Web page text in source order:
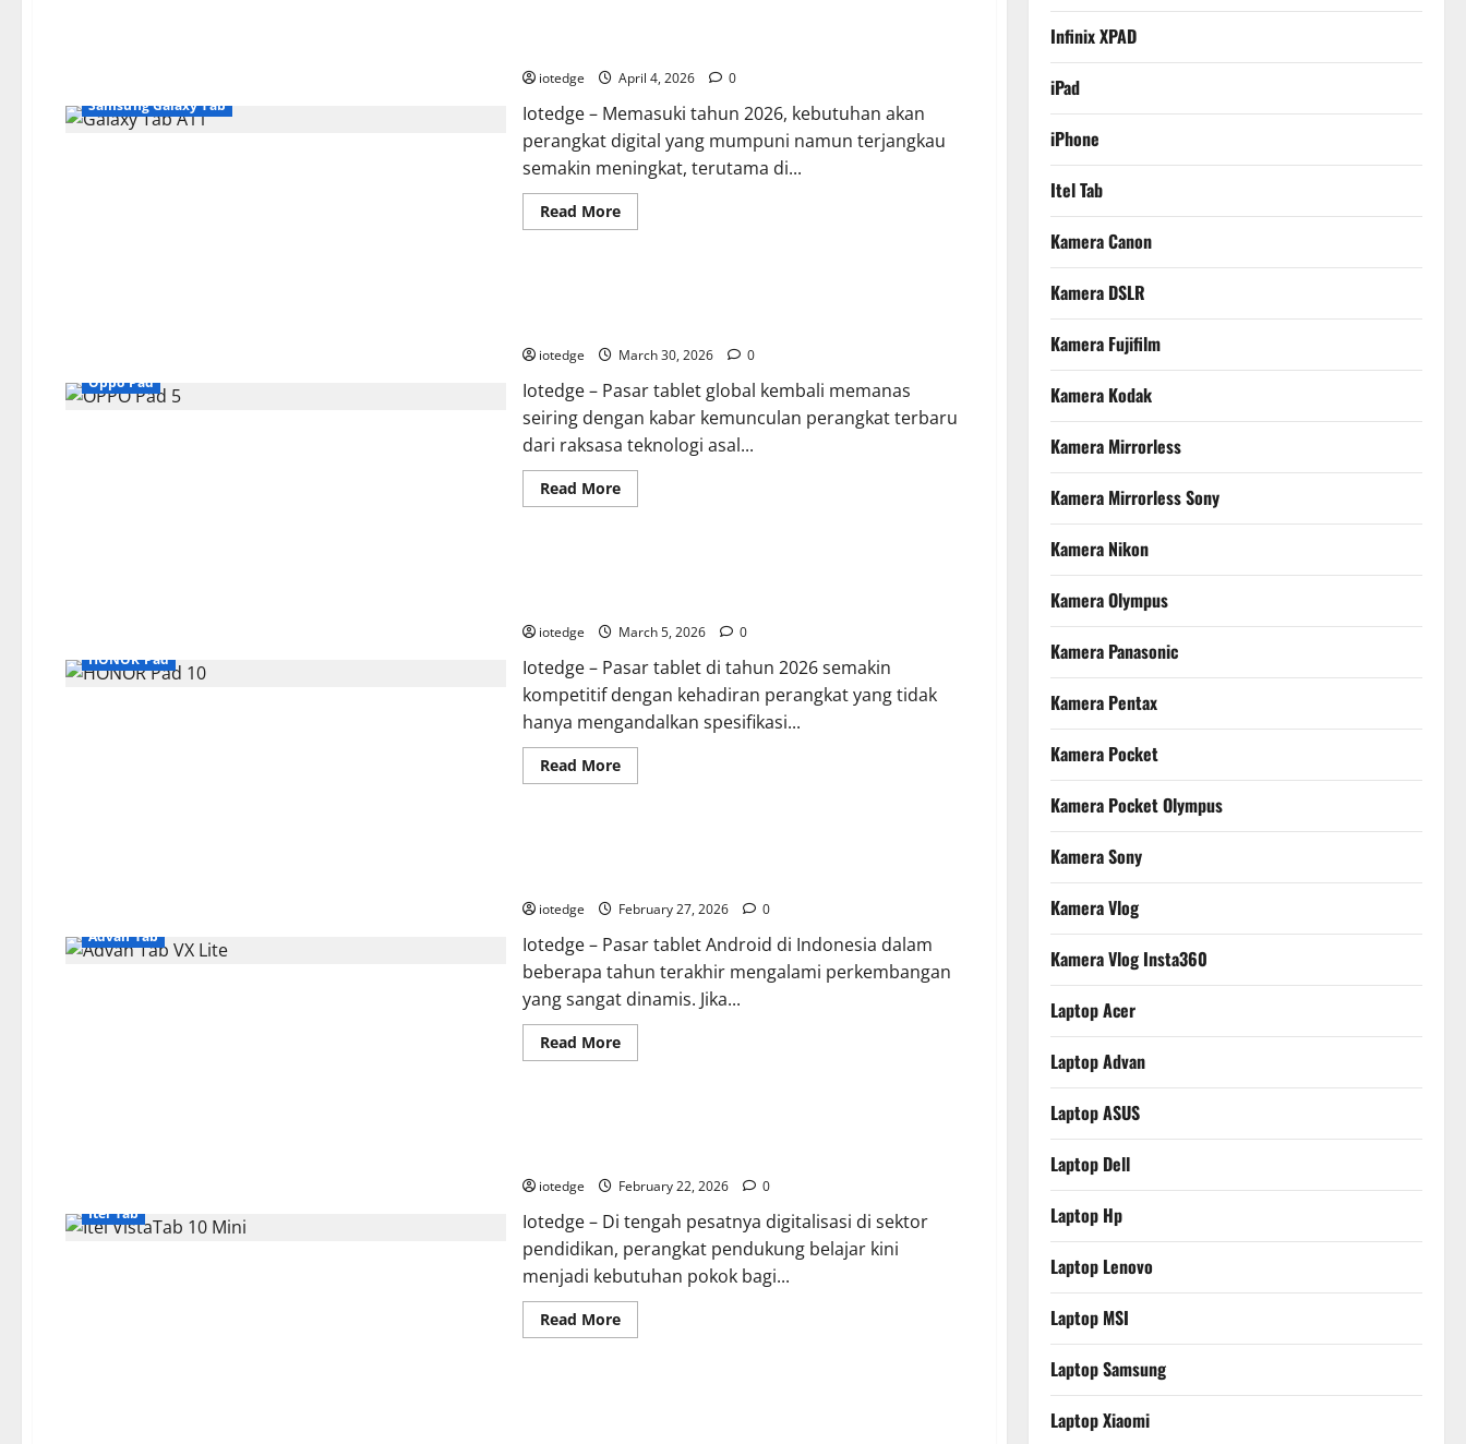
Layar
Luas,
buat
Hiburan
Keluarga!
Samsung Galaxy Tab
iotedge April 4, 2026 0
Iotedge – Memasuki tahun 2026, kebutuhan akan
perangkat digital yang mumpuni namun terjangkau
semakin meningkat, terutama di...
Read MoreRead
more
Pelajar
untuk
Online
Hiburan
Oppo Pad
iotedge March 30, 2026 0
Iotedge – Pasar tablet global kembali memanas
seiring dengan kabar kemunculan perangkat terbaru
dari raksasa teknologi asal...
Read MoreRead
more
Multifungsi
untuk
dan
Hiburan
HONOR Pad
iotedge March 5, 2026 0
Iotedge – Pasar tablet di tahun 2026 semakin
kompetitif dengan kehadiran perangkat yang tidak
hanya mengandalkan spesifikasi...
Read MoreRead
more
Memukau
dengan
Speaker
Sinematik
untuk
Hiburan
Maksimal!
Advan Tab
iotedge February 27, 2026 0
Iotedge – Pasar tablet Android di Indonesia dalam
beberapa tahun terakhir mengalami perkembangan
yang sangat dinamis. Jika...
Read MoreRead
more
2
Jutaan
dengan
Chipset
T618
Itel Tab
iotedge February 22, 2026 0
Iotedge – Di tengah pesatnya digitalisasi di sektor
pendidikan, perangkat pendukung belajar kini
menjadi kebutuhan pokok bagi...
Read MoreRead
more
Infinix XPAD
iPad
iPhone
Itel Tab
Kamera Canon
Kamera DSLR
Kamera Fujifilm
Kamera Kodak
Kamera Mirrorless
Kamera Mirrorless Sony
Kamera Nikon
Kamera Olympus
Kamera Panasonic
Kamera Pentax
Kamera Pocket
Kamera Pocket Olympus
Kamera Sony
Kamera Vlog
Kamera Vlog Insta360
Laptop Acer
Laptop Advan
Laptop ASUS
Laptop Dell
Laptop Hp
Laptop Lenovo
Laptop MSI
Laptop Samsung
Laptop Xiaomi